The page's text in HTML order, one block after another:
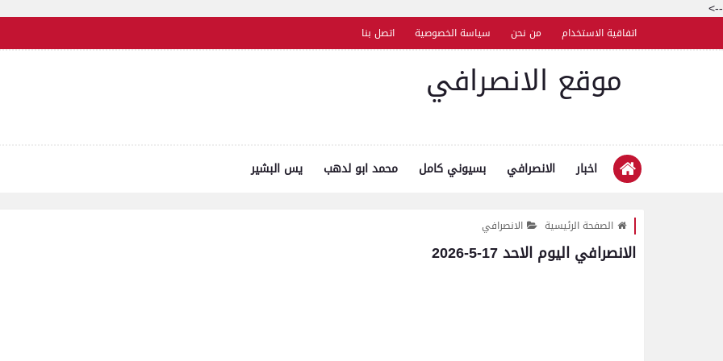
-->
اتفاقية الاستخدام من نحن سياسة الخصوصية اتصل بنا
موقع الانصرافي
اخبار الانصرافي بسيوني كامل محمد ابو لدهب يس البشير
الصفحة الرئيسية الانصرافي
الانصرافي اليوم الاحد 17-5-2026